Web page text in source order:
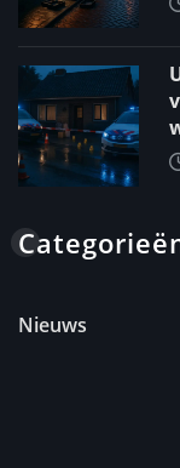
Nieuws